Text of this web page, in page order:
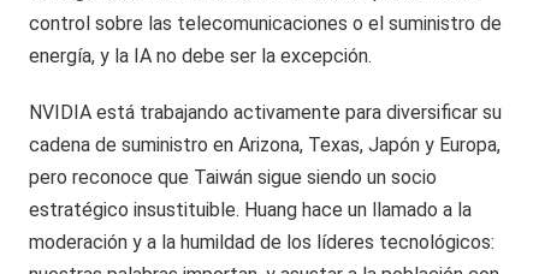
control sobre las telecomunicaciones o el suministro de
energía, y la IA no debe ser la excepción.
NVIDIA está trabajando activamente para diversificar su
cadena de suministro en Arizona, Texas, Japón y Europa,
pero reconoce que Taiwán sigue siendo un socio
estratégico insustituible. Huang hace un llamado a la
moderación y a la humildad de los líderes tecnológicos: